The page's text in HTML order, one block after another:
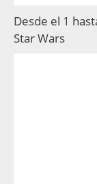
Desde el 1
Star Wars